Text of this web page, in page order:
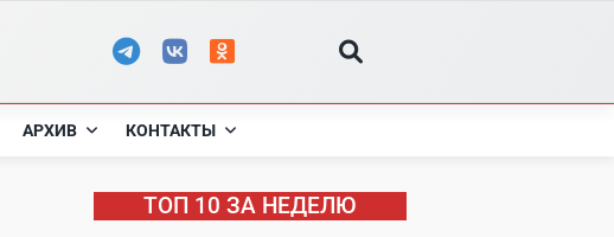
АРХИВ КОНТАКТЫ
ТОП 10 ЗА НЕДЕЛЮ